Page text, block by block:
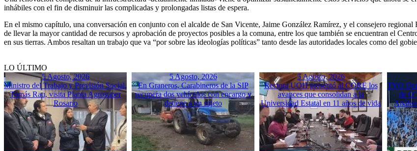
inhábiles con el fin de disminuir las complicadas y prolongadas listas de espera.
En el mismo capítulo, una conversación en conjunto con el alcalde de San Vicente, Jaime González Ramírez, y el consejero
de llevar la mayor cantidad de recursos y aprobación de proyectos posibles a la comuna, entre los que también se encuentran el
en sus tierras. Ambos resaltan un trabajo que va “por sobre las ideologías políticas” tanto desde las autoridades locales como del
LO ÚLTIMO
5 Agosto, 2026
Ministro del Trabajo y Previsión Social,
Tomás Rau, visita Planta Agrosuper
Rosario
5 Agosto, 2026
En Graneros, Carabineros de la SIP
recupera dos vehículos con encargo y
detiene a un sujeto
5 Agosto, 2026
Rectora UOH presentó al CORE los
avances que consolidan a la
Universidad Estatal en 11 años de vida
TVO
de